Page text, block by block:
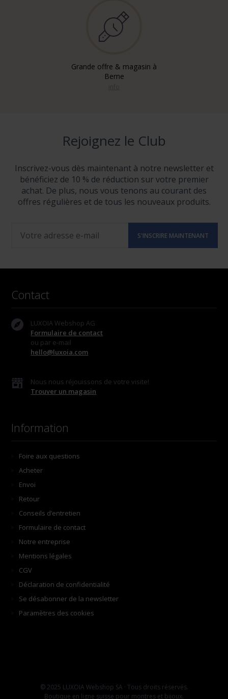
Grande offre & magasin à
Berne
Rejoignez le Club
Inscrivez-vous dès maintenant à notre newsletter et
bénéficiez de 10 % de réduction sur votre premier
achat. De plus, nous vous tenons au courant des
offres régulières et de tous les nouveaux produits.
Contact
LUXOIA Webshop AG
Formulaire de contact
ou par e-mail
hello@luxoia.com
Nous nous réjouissons de votre visite!
Trouver un magasin
Information
Foire aux questions
Acheter
Envoi
Retour
Conseils d’entretien
Formulaire de contact
Notre entreprise
Mentions légales
CGV
Déclaration de confidentialité
Se désabonner de la newsletter
Paramètres des cookies
© 2025 LUXOIA Webshop SA · Tous droits réservés.
Boutique en ligne suisse pour montres et bijoux.